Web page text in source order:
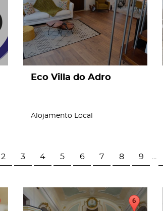
Eco Villa do Adro
Alojamento Local
2 3 4 5 6 7 8 9
page